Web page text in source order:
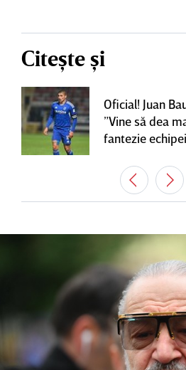
Citește și
Oficial! Juan
”Vine să dea
fantezie